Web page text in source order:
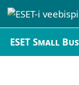
ESET Small